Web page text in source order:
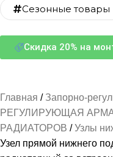
Сезонные товары
Скидка 20% на
Главная
Запорно-
РЕГУЛИРУЮЩАЯ
РАДИАТОРОВ
Узлы
Узел прямой нижнего